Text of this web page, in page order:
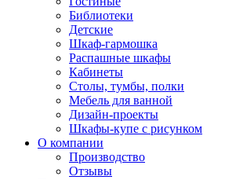
Библиотеки
Детские
Шкаф-гармошка
Распашные шкафы
Кабинеты
Столы, тумбы, полки
Мебель для ванной
Дизайн-проекты
Шкафы-купе с рисунком
О компании
Производство
Отзывы